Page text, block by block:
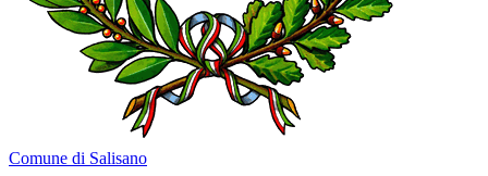
Comune di Salisano